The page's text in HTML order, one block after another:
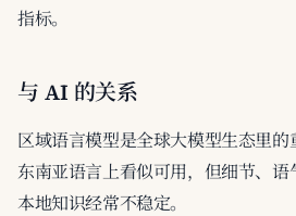
指标。
与 AI 的关系
区域语言模型是全球大模型生态里
东南亚语言上看似可用，但细节、
本地知识经常不稳定。